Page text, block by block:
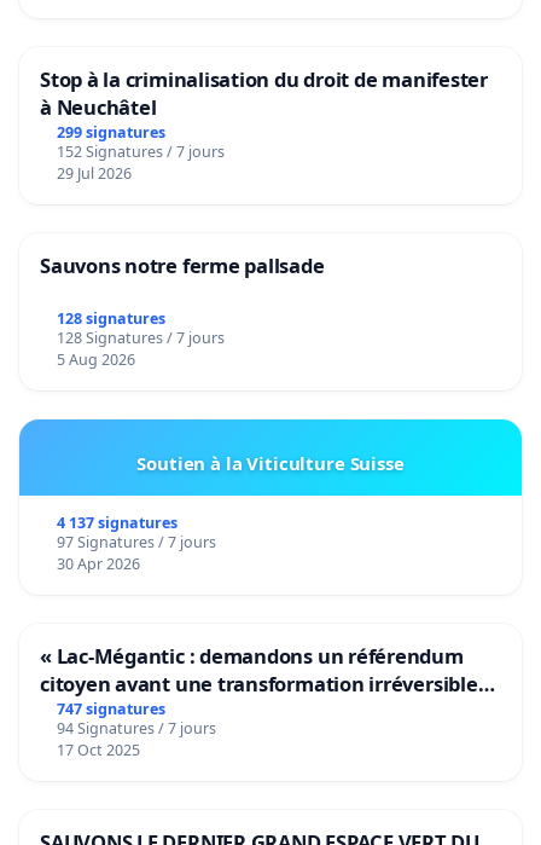
Stop à la criminalisation du droit de manifester
à Neuchâtel
299 signatures
152 Signatures / 7 jours
29 Jul 2026
Sauvons notre ferme pallsade
128 signatures
128 Signatures / 7 jours
5 Aug 2026
Soutien à la Viticulture Suisse
4 137 signatures
97 Signatures / 7 jours
30 Apr 2026
« Lac-Mégantic : demandons un référendum
citoyen avant une transformation irréversible
de notre territoire »
747 signatures
94 Signatures / 7 jours
17 Oct 2025